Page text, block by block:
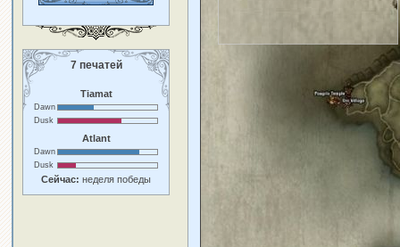
7 печатей
Tiamat
Dawn
Dusk
Atlant
Dawn
Dusk
Сейчас: неделя победы